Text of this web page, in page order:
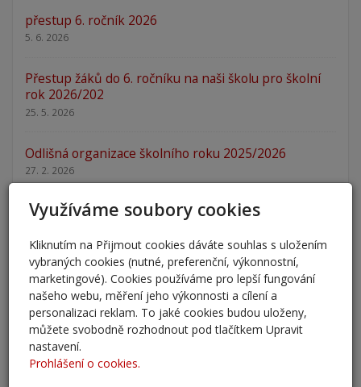
přestup 6. ročník 2026
5. 6. 2026
Přestup žáků do 6. ročníku na naši školu pro školní
rok 2026/202
25. 5. 2026
Odlišná organizace školního roku 2025/2026
27. 2. 2026
Zápis 2026 - výsledky
Zápis 2026
14. 1. 2026
Nový školní rok - informace
31. 8. 2025
Využíváme soubory cookies
Kliknutím na Přijmout cookies dáváte souhlas s uložením
vybraných cookies (nutné, preferenční, výkonnostní,
marketingové). Cookies používáme pro lepší fungování
našeho webu, měření jeho výkonnosti a cílení a
personalizaci reklam. To jaké cookies budou uloženy,
můžete svobodně rozhodnout pod tlačítkem Upravit
nastavení.
Prohlášení o cookies.